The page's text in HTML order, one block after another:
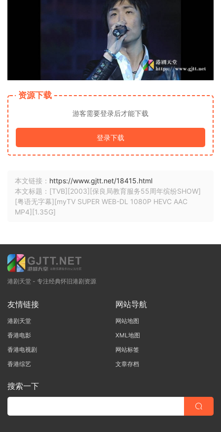
资源下载
游客需要登录后才能下载
登录下载
本文链接： https://www.gjtt.net/18415.html
本文标题：[TVB][2003][保良局教育服务55周年缤纷SHOW]
[粤语无字幕][myTV SUPER WEB-DL 1080P HEVC AAC
MP4][1.35G]
港剧天堂 - 专注经典怀旧港剧资源
友情链接
港剧天堂
香港电影
香港电视剧
香港综艺
网站导航
网站地图
XML地图
网站标签
文章存档
搜索一下